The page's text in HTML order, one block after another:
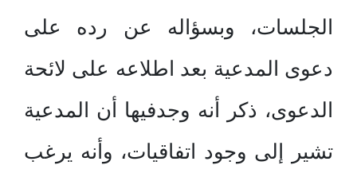
الجلسات، وبسؤاله عن رده على
دعوى المدعية بعد اطلاعه على لائحة
الدعوى، ذكر أنه وجدفيها أن المدعية
تشير إلى وجود اتفاقيات، وأنه يرغب